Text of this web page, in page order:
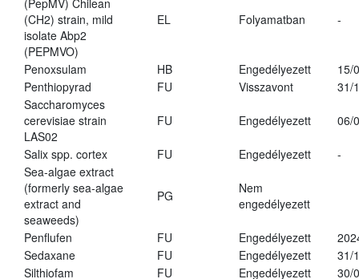
(PepMV) Chilean
(CH2) strain, mild
isolate Abp2
(PEPMVO)
EL Folyamatban -
Penoxsulam HB Engedélyezett
15/
Penthiopyrad
FU Visszavont
31/
Saccharomyces
cerevisiae strain
LAS02
FU Engedélyezett 06/
Salix spp. cortex FU Engedélyezett
-
Sea-algae extract
(formerly sea-algae
extract and
seaweeds)
PG
Nem
engedélyezett
Penflufen FU Engedélyezett
Sedaxane
FU Engedélyezett
31/
Silthiofam
FU Engedélyezett 30/